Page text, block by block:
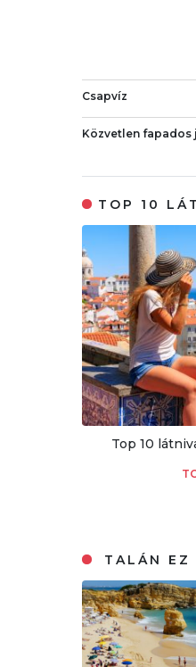
Csapvíz
Közvetlen fapados
TOP 10
Top 10
TALÁN EZ